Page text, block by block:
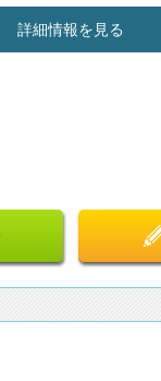
詳細情報を見る